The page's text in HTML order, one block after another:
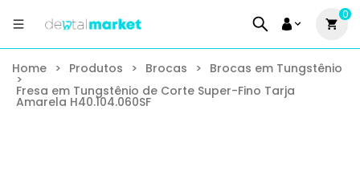
0
Home > Produtos > Brocas > Brocas em Tungstênio
>
Fresa em Tungstênio de Corte Super-Fino Tarja
Amarela H40.104.060SF